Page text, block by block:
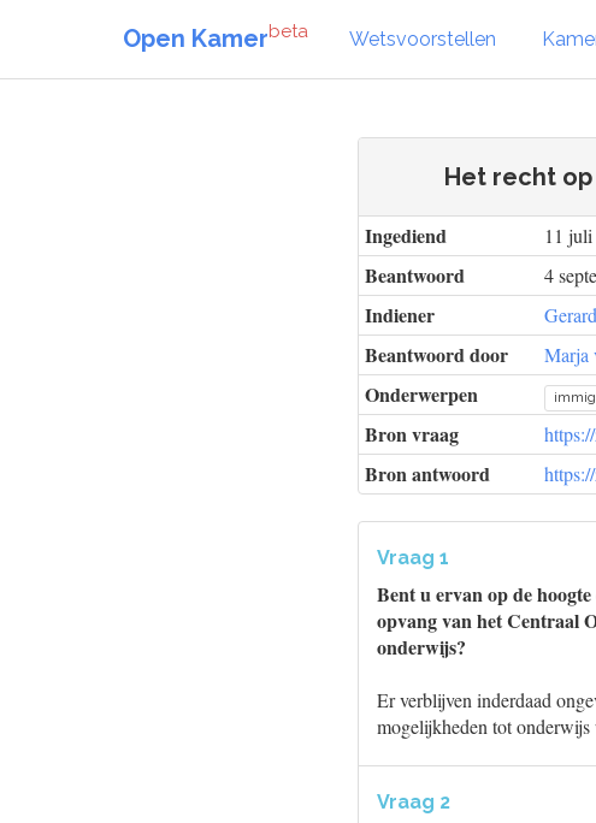
Open Kamerbeta Wetsvoorstellen
Het recht
Ingediend 11
Beantwoord 4
Indiener
Beantwoord door Marja
Onderwerpen
Bron vraag
Bron antwoord
Vraag 1
Bent u ervan op de
opvang van het Centraal
onderwijs?
Er verblijven inderdaad
mogelijkheden tot
Vraag 2